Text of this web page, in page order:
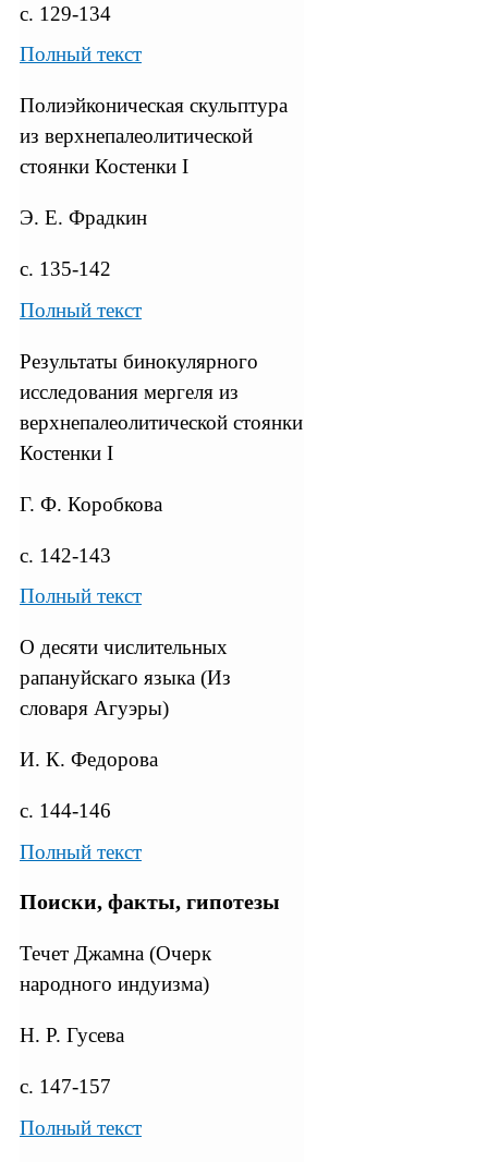
с. 129-134
Полный текст
Полиэйконическая скульптура
из верхнепалеолитической
стоянки Костенки I
Э. Е. Фрадкин
с. 135-142
Полный текст
Результаты бинокулярного
исследования мергеля из
верхнепалеолитической стоянки
Костенки I
Г. Ф. Коробкова
с. 142-143
Полный текст
О десяти числительных
рапануйскаго языка (Из
словаря Агуэры)
И. К. Федорова
с. 144-146
Полный текст
Поиски, факты, гипотезы
Течет Джамна (Очерк
народного индуизма)
Н. Р. Гусева
с. 147-157
Полный текст